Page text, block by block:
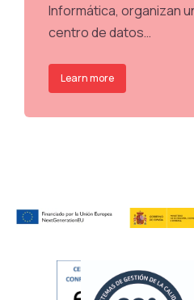
Informática, organizan
centro de datos…
Learn more